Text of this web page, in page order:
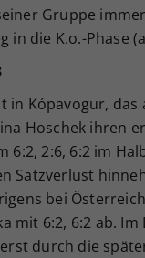
Gruppe
in die K.o.-Phase
in Kópavogur,
Hoschek ihren
6:2, 2:6, 6:2 im
Satzverlust
bei
mit 6:2, 6:2 ab.
durch die